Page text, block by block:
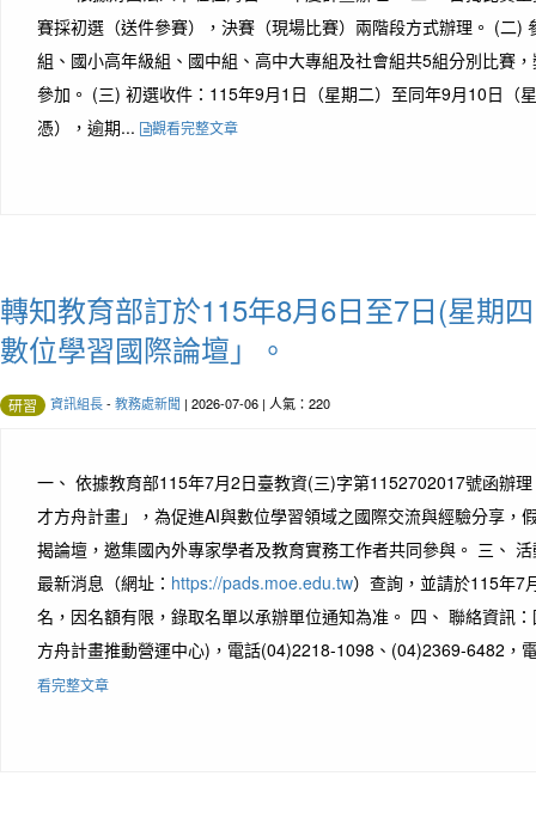
賽採初選（送件參賽），決賽（現場比賽）兩階段方式辦理。 (二)
組、國小高年級組、國中組、高中大專組及社會組共5組分別比賽
參加。 (三) 初選收件：115年9月1日（星期二）至同年9月10日（
憑），逾期...
觀看完整文章
轉知教育部訂於115年8月6日至7日(星期
數位學習國際論壇」。
研習 資訊組長- 教務處新聞 | 2026-07-06 | 人氣：220
一、 依據教育部115年7月2日臺教資(三)字第1152702017號函辦
才方舟計畫」，為促進AI與數位學習領域之國際交流與經驗分享，
揭論壇，邀集國內外專家學者及教育實務工作者共同參與。 三、
最新消息（網址： https://pads.moe.edu.tw）查詢，並請於115年7
名，因名額有限，錄取名單以承辦單位通知為准。 四、 聯絡資訊
方舟計畫推動營運中心)，電話(04)2218-1098、(04)2369-6482，
看完整文章